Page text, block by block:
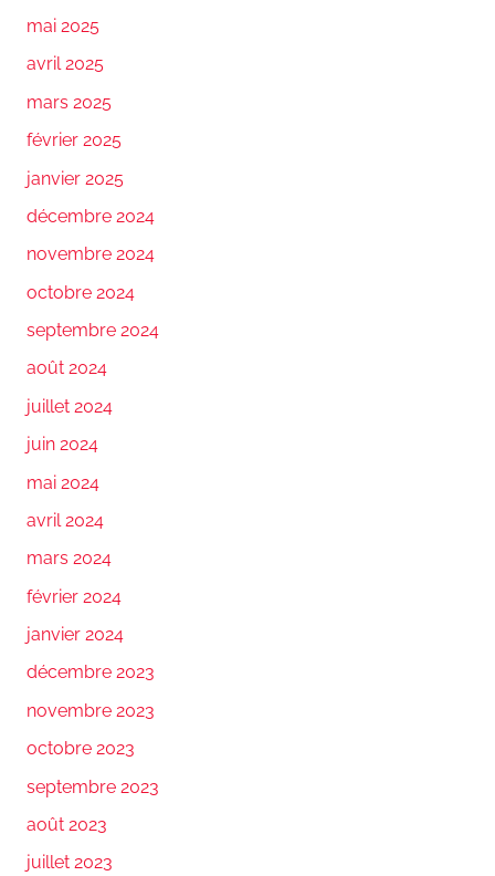
mai 2025
avril 2025
mars 2025
février 2025
janvier 2025
décembre 2024
novembre 2024
octobre 2024
septembre 2024
août 2024
juillet 2024
juin 2024
mai 2024
avril 2024
mars 2024
février 2024
janvier 2024
décembre 2023
novembre 2023
octobre 2023
septembre 2023
août 2023
juillet 2023